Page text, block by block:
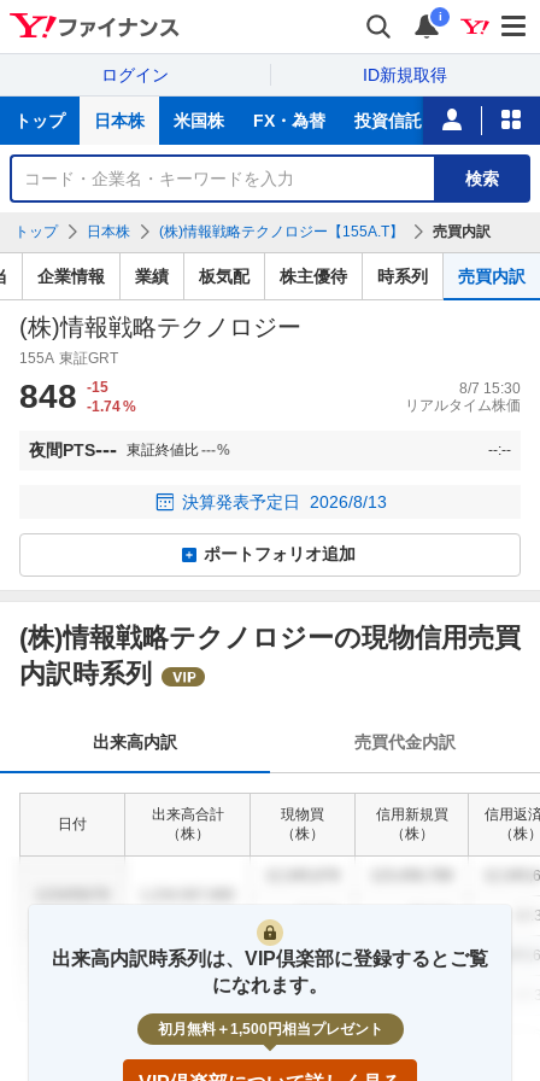
i
ログイン ID新規取得
サ
トップ 日本株 米国株 FX・為替 投資信託 ニュース
銘
検
検索
トップ 日本株 (株)情報戦略テクノロジー【155A.T】 売買内訳
企業情報 業績 板気配 株主優待 時系列 売買内訳
(株)情報戦略テクノロジー
155A 東証GRT
848
-15
-1.74%
8/7 15:30
リアルタイム株価
夜間PTS--- 東証終値比---% --:--
決算発表予定日 2026/8/13
ポートフォリオ追加
(株)情報戦略テクノロジーの現物信用売買
内訳時系列
訳
出来高内訳 売買代金内訳
日付
出来高合計
（株）
現物買
（株）
信用新規買
（株）
信用返
（株
1,234,567,890
12,345,678 123,456,789
12.3
12,345,678 123,456,789
12.3 %
出来高内訳時系列は、VIP倶楽部に登録するとご覧
になれます。
初月無料＋1,500円相当プレゼント